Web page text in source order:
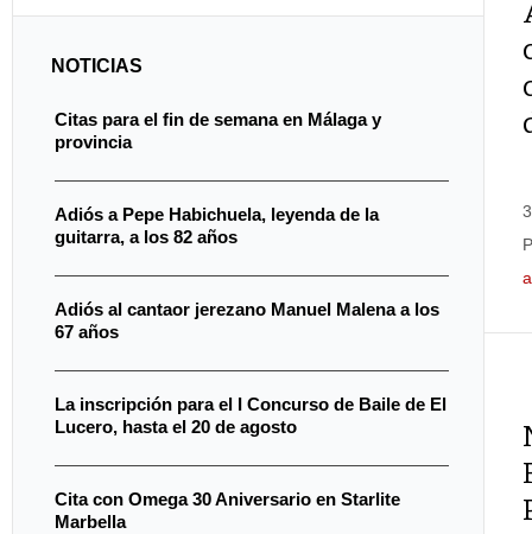
NOTICIAS
Citas para el fin de semana en Málaga y
provincia
Adiós a Pepe Habichuela, leyenda de la
guitarra, a los 82 años
Adiós al cantaor jerezano Manuel Malena a los
67 años
La inscripción para el I Concurso de Baile de El
Lucero, hasta el 20 de agosto
Cita con Omega 30 Aniversario en Starlite
Marbella